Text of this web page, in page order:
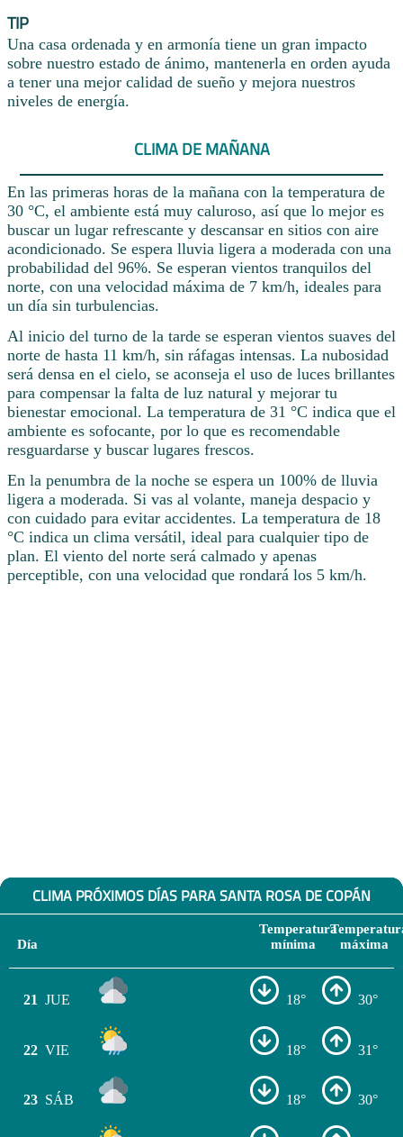
TIP
Una casa ordenada y en armonía tiene un gran impacto
sobre nuestro estado de ánimo, mantenerla en orden ayuda
a tener una mejor calidad de sueño y mejora nuestros
niveles de energía.
CLIMA DE MAÑANA
En las primeras horas de la mañana con la temperatura de
30 °C, el ambiente está muy caluroso, así que lo mejor es
buscar un lugar refrescante y descansar en sitios con aire
acondicionado. Se espera lluvia ligera a moderada con una
probabilidad del 96%. Se esperan vientos tranquilos del
norte, con una velocidad máxima de 7 km/h, ideales para
un día sin turbulencias.
Al inicio del turno de la tarde se esperan vientos suaves del
norte de hasta 11 km/h, sin ráfagas intensas. La nubosidad
será densa en el cielo, se aconseja el uso de luces brillantes
para compensar la falta de luz natural y mejorar tu
bienestar emocional. La temperatura de 31 °C indica que el
ambiente es sofocante, por lo que es recomendable
resguardarse y buscar lugares frescos.
En la penumbra de la noche se espera un 100% de lluvia
ligera a moderada. Si vas al volante, maneja despacio y
con cuidado para evitar accidentes. La temperatura de 18
°C indica un clima versátil, ideal para cualquier tipo de
plan. El viento del norte será calmado y apenas
perceptible, con una velocidad que rondará los 5 km/h.
CLIMA PRÓXIMOS DÍAS PARA SANTA ROSA DE COPÁN
Día
Temperatura
mínima
máxima
21 JUE 18° 30°
22 VIE 18° 31°
23 SÁB 18° 30°